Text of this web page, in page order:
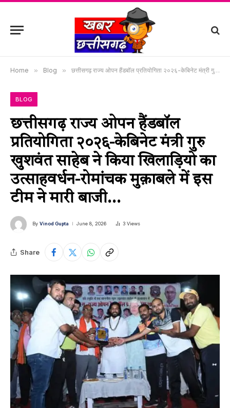
Home » Blog » छत्तीसगढ़ राज्य ओपन हैंडबॉल प्रतियोगिता २०२६-केबिनेट मंत्री गुरु खुशवंत साहेब ने किया खिलाड़ियो का उत्साहवर्धन-रोमांचक मुक़ाबले में इस टीम ने मारी बाजी…
BLOG
छत्तीसगढ़ राज्य ओपन हैंडबॉल
प्रतियोगिता २०२६-केबिनेट मंत्री गुरु
खुशवंत साहेब ने किया खिलाड़ियो का
उत्साहवर्धन-रोमांचक मुक़ाबले में इस
टीम ने मारी बाजी…
By Vinod Gupta June 8, 2026 3 Views
Share